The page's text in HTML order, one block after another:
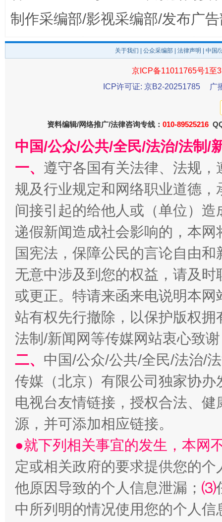
从幼
全民健身五年计划来了！等你上场
阿坝州三大球赛在茂县开幕 规模
国家大学科技园优化重塑工作
制作采编部/影视采编部/发布广
关于我们 公众采编部 法律声明 | 中国
京ICP备11011765号1至
ICP许可证: 京B2-20251785
广
资料编辑/网络推广/法律咨询专线： 010-89525216
中国/公众/公共/全民/法治/法制/
一、 遵守各国有关法律、法规
规及行业规定和网络职业道德
间接引起的给他人或（单位）
递假新闻造成社会影响的，本
国宪法，保障公民的言论自由
无意中涉及到您的权益，请及
或更正。特请来函来电说明本
站有权先行撤除，以保护版权
法制/新闻网等传媒网站衷心致
二、 中国/公众/公共/全民/法治/
传媒（北京）有限公司独家协
电视台友情链接，授权合法、
源，并可添加相应链接。
●就下列相关事宜的发生，本网
定或相关政府的要求提供您的个
他原因导致的个人信息泄漏； ⑶
中所列明的情况使用您的个人